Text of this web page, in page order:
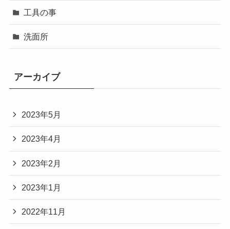
工具の事
洗面所
アーカイブ
2023年5月
2023年4月
2023年2月
2023年1月
2022年11月